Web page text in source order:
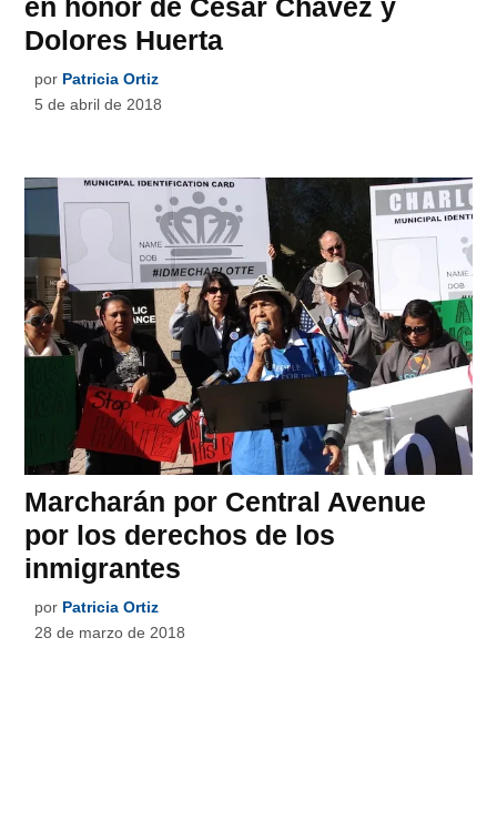
Dolores Huerta
por Patricia Ortiz
5 de abril de 2018
Marcharán por Central Avenue
por los derechos de los
inmigrantes
por Patricia Ortiz
28 de marzo de 2018